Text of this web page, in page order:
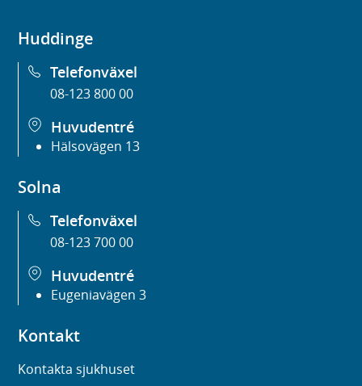
Huddinge
Telefonväxel
08-123 800 00
Huvudentré
Hälsovägen 13
Solna
Telefonväxel
08-123 700 00
Huvudentré
Eugeniavägen 3
Kontakt
Kontakta sjukhuset